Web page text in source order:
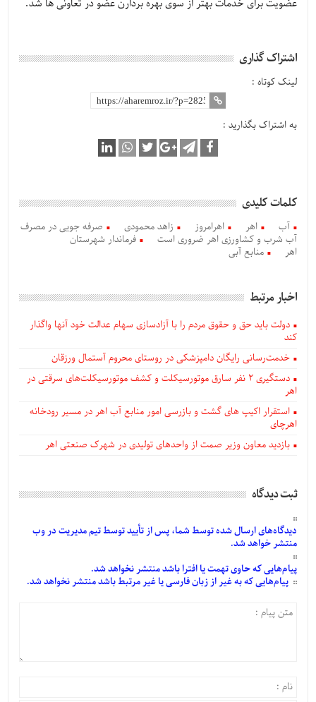
عضویت برای خدمات بهتر از سوی بهره بردارن عضو در تعاونی ها شد.
اشتراک گذاری
لینک کوتاه :
به اشتراک بگذارید :
کلمات کلیدی
آب اهر اهرامروز زاهد محمودی
صرفه جویی در مصرف
آب شرب و کشاورزی اهر ضروری است
فرماندار شهرستان
اهر
منابع آبی
اخبار مرتبط
دولت باید حق و حقوق مردم را با آزادسازی سهام عدالت خود آنها واگذار
کند
خدمت‌رسانی رایگان دامپزشکی در روستای محروم آستمال ورزقان
دستگيری ۲ نفر سارق موتورسیکلت و کشف موتورسیکلت‌های سرقتی در
اهر
استقرار اکیپ های گشت و بازرسی امور منابع آب اهر در مسیر رودخانه
اهرچای
بازدید معاون وزیر صمت از واحدهای تولیدی در شهرک صنعتی اهر
ثبت دیدگاه
دیدگاه‌هایارسالشدهتوسط شما، پس ازتأییدتوسط تیم مدیریت در وب
منتشر خواهد شد.
پیام‌هاییکه حاوی تهمت یا افترا باشد منتشر نخواهد شد.
پیام‌هاییکه به غیر از زبان فارسی یا غیر مرتبط باشد منتشر نخواهد شد.